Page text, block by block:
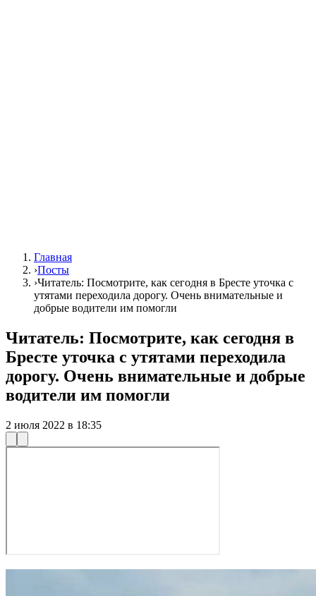
Главная
›Посты
›Читатель: Посмотрите, как сегодня в Бресте уточка с
утятами переходила дорогу. Очень внимательные и
добрые водители им помогли
Читатель: Посмотрите, как сегодня в
Бресте уточка с утятами переходила
дорогу. Очень внимательные и добрые
водители им помогли
2 июля 2022 в 18:35